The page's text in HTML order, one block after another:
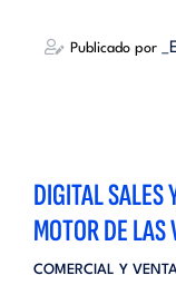
Publicado por
DIGITAL SALES
MOTOR DE
COMERCIAL Y